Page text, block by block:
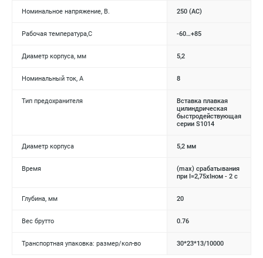
Номинальное напряжение, В. 250 (АС)
Рабочая температура,C -60…+85
Диаметр корпуса, мм 5,2
Номинальный ток, А 8
Тип предохранителя
Вставка плавкая
цилиндрическая
быстродействующая
серии S1014
Диаметр корпуса 5,2 мм
Время
(max) срабатывания
при I=2,75хIном - 2 с
Глубина, мм 20
Вес брутто 0.76
Транспортная упаковка: размер/кол-во 30*23*13/10000